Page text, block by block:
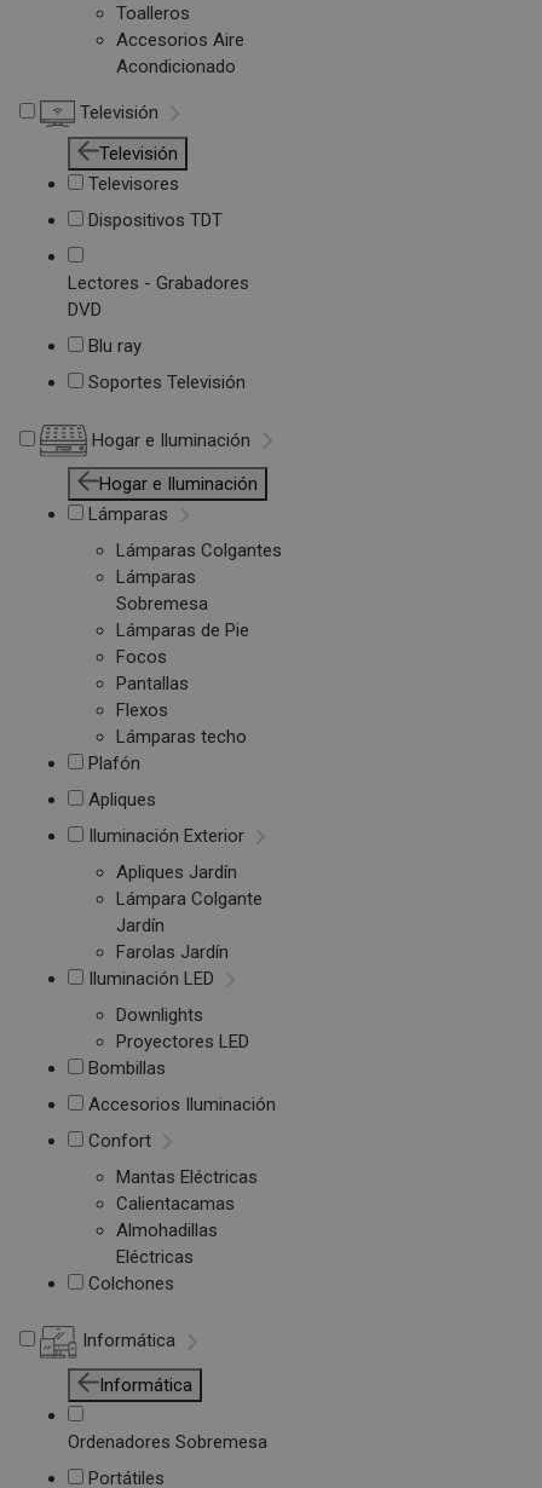
Toalleros
Accesorios Aire
Acondicionado
Televisión
Televisión
Televisores
Dispositivos TDT
Lectores - Grabadores
DVD
Blu ray
Soportes Televisión
Hogar e Iluminación
Hogar e Iluminación
Lámparas
Lámparas Colgantes
Lámparas
Sobremesa
Lámparas de Pie
Focos
Pantallas
Flexos
Lámparas techo
Plafón
Apliques
Iluminación Exterior
Apliques Jardín
Lámpara Colgante
Jardín
Farolas Jardín
Iluminación LED
Downlights
Proyectores LED
Bombillas
Accesorios Iluminación
Confort
Mantas Eléctricas
Calientacamas
Almohadillas
Eléctricas
Colchones
Informática
Informática
Ordenadores Sobremesa
Portátiles